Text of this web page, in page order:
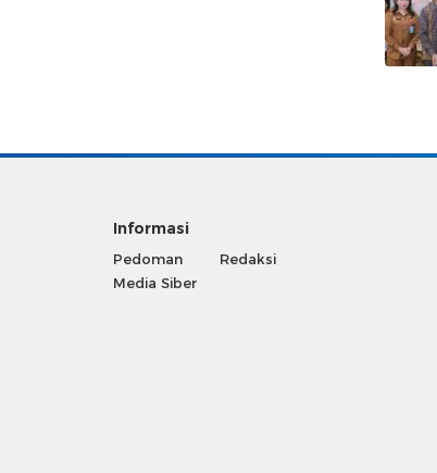
Informasi
Pedoman
Media Siber
Redaksi